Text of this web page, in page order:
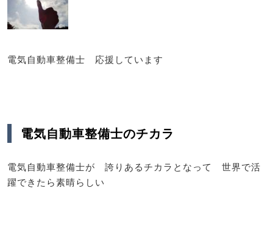
電気自動車整備士 応援しています
電気自動車整備士のチカラ
電気自動車整備士が 誇りあるチカラとなって 世界で活
躍できたら素晴らしい